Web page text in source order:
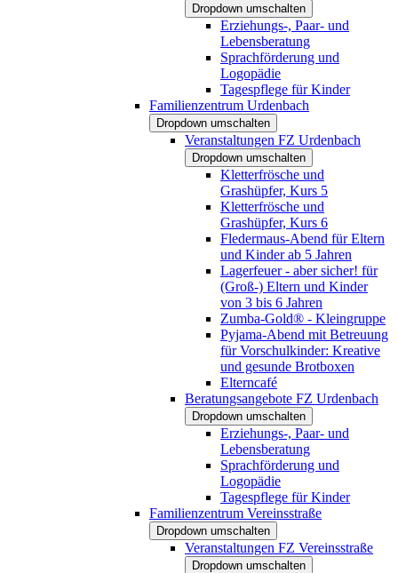
Dropdown umschalten
Erziehungs-, Paar- und
Lebensberatung
Sprachförderung und
Logopädie
Tagespflege für Kinder
Familienzentrum Urdenbach
Dropdown umschalten
Veranstaltungen FZ Urdenbach
Dropdown umschalten
Kletterfrösche und
Grashüpfer, Kurs 5
Kletterfrösche und
Grashüpfer, Kurs 6
Fledermaus-Abend für Eltern
und Kinder ab 5 Jahren
Lagerfeuer - aber sicher! für
(Groß-) Eltern und Kinder
von 3 bis 6 Jahren
Zumba-Gold® - Kleingruppe
Pyjama-Abend mit Betreuung
für Vorschulkinder: Kreative
und gesunde Brotboxen
Elterncafé
Beratungsangebote FZ Urdenbach
Dropdown umschalten
Erziehungs-, Paar- und
Lebensberatung
Sprachförderung und
Logopädie
Tagespflege für Kinder
Familienzentrum Vereinsstraße
Dropdown umschalten
Veranstaltungen FZ Vereinsstraße
Dropdown umschalten